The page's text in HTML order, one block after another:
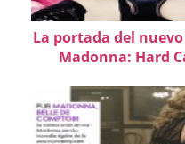
La portada del
Madonna: Hard